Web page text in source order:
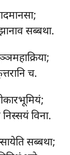
सब्बथा.
च.
विना.
सब्बथा;